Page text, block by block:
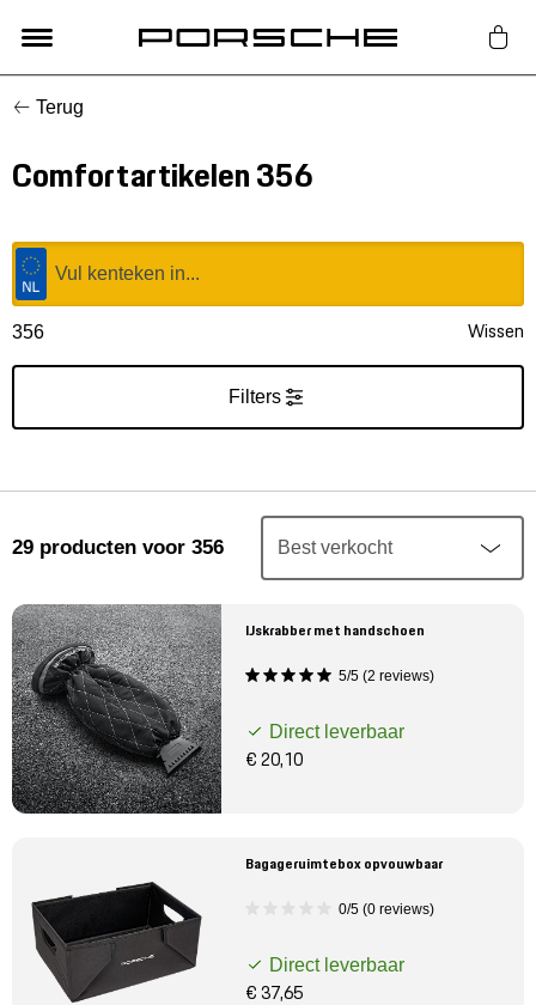
Lifestyle
Auto Accessoires
Classic
Nieuw
Mijn account
Klantenservice
Meer Porsche
Porsche informatie
Terug
Comfortartikelen 356
356 Wissen
Filters
29 producten voor 356
IJskrabber met handschoen
5/5 (2 reviews)
Direct leverbaar
€ 20,10
Bagageruimtebox opvouwbaar
0/5 (0 reviews)
Direct leverbaar
€ 37,65